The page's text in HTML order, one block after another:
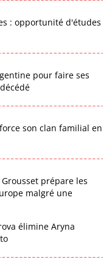
: opportunité d'études
pour faire ses
son clan familial en
prépare les
malgré une
élimine Aryna